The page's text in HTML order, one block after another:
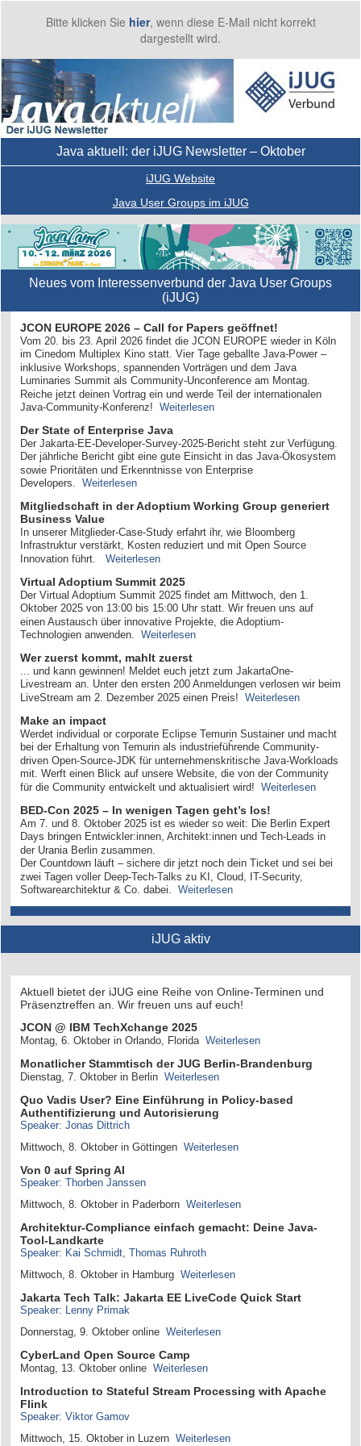
Bitte klicken Sie hier, wenn diese E-Mail nicht korrekt
dargestellt wird.
Java aktuell: der iJUG Newsletter – Oktober
iJUG Website
Java User Groups im iJUG
Neues vom Interessenverbund der Java User Groups
(iJUG)
JCON EUROPE 2026 – Call for Papers geöffnet!
Vom 20. bis 23. April 2026 findet die JCON EUROPE wieder in Köln
im Cinedom Multiplex Kino statt. Vier Tage geballte Java-Power –
inklusive Workshops, spannenden Vorträgen und dem Java
Luminaries Summit als Community-Unconference am Montag.
Reiche jetzt deinen Vortrag ein und werde Teil der internationalen
Java-Community-Konferenz! Weiterlesen
Der State of Enterprise Java
Der Jakarta-EE-Developer-Survey-2025-Bericht steht zur Verfügung.
Der jährliche Bericht gibt eine gute Einsicht in das Java-Ökosystem
sowie Prioritäten und Erkenntnisse von Enterprise
Developers. Weiterlesen
Mitgliedschaft in der Adoptium Working Group generiert
Business Value
In unserer Mitglieder-Case-Study erfahrt ihr, wie Bloomberg
Infrastruktur verstärkt, Kosten reduziert und mit Open Source
Innovation führt.
Weiterlesen
Virtual Adoptium Summit 2025
Der Virtual Adoptium Summit 2025 findet am Mittwoch, den 1.
Oktober 2025 von 13:00 bis 15:00 Uhr statt. Wir freuen uns auf
einen Austausch über innovative Projekte, die Adoptium-
Technologien anwenden. Weiterlesen
Wer zuerst kommt, mahlt zuerst
... und kann gewinnen! Meldet euch jetzt zum JakartaOne-
Livestream an. Unter den ersten 200 Anmeldungen verlosen wir beim
LiveStream am 2. Dezember 2025 einen Preis! Weiterlesen
Make an impact
Werdet individual or corporate Eclipse Temurin Sustainer und macht
bei der Erhaltung von Temurin als industriefüĥrende Community-
driven Open-Source-JDK für unternehmenskritische Java-Workloads
mit. Werft einen Blick auf unsere Website, die von der Community
für die Community entwickelt und aktualisiert wird! Weiterlesen
BED-Con 2025 – In wenigen Tagen geht’s los!
Am 7. und 8. Oktober 2025 ist es wieder so weit: Die Berlin Expert
Days bringen Entwickler:innen, Architekt:innen und Tech-Leads in
der Urania Berlin zusammen.
Der Countdown läuft – sichere dir jetzt noch dein Ticket und sei bei
zwei Tagen voller Deep-Tech-Talks zu KI, Cloud, IT-Security,
Softwarearchitektur & Co. dabei. Weiterlesen
iJUG aktiv
Aktuell bietet der iJUG eine Reihe von Online-Terminen und
Präsenztreffen an. Wir freuen uns auf euch!
JCON @ IBM TechXchange 2025
Montag, 6. Oktober in Orlando, Florida Weiterlesen
Monatlicher Stammtisch der JUG Berlin-Brandenburg
Dienstag, 7. Oktober in Berlin Weiterlesen
Quo Vadis User? Eine Einführung in Policy-based
Authentifizierung und Autorisierung
Speaker: Jonas Dittrich
Mittwoch, 8. Oktober in Göttingen Weiterlesen
Von 0 auf Spring AI
Speaker: Thorben Janssen
Mittwoch, 8. Oktober in Paderborn Weiterlesen
Architektur-Compliance einfach gemacht: Deine Java-
Tool-Landkarte
Speaker: Kai Schmidt, Thomas Ruhroth
Mittwoch, 8. Oktober in Hamburg Weiterlesen
Jakarta Tech Talk: Jakarta EE LiveCode Quick Start
Speaker: Lenny Primak
Donnerstag, 9. Oktober online Weiterlesen
CyberLand Open Source Camp
Montag, 13. Oktober online Weiterlesen
Introduction to Stateful Stream Processing with Apache
Flink
Speaker: Viktor Gamov
Mittwoch, 15. Oktober in Luzern Weiterlesen